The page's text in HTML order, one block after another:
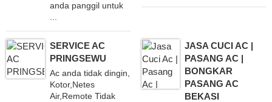
anda panggil untuk
SERVICE AC
PRINGSEWU
Ac anda tidak dingin,
Kotor,Netes
Air,Remote Tidak
JASA CUCI AC |
PASANG AC |
BONGKAR
PASANG AC
BEKASI